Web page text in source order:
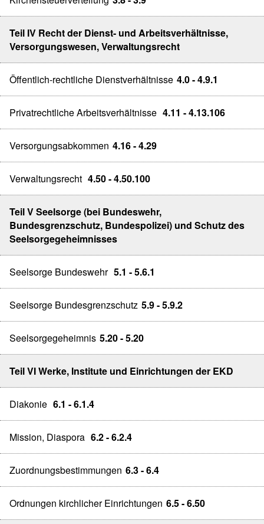
Teil IV Recht der Dienst- und Arbeitsverhältnisse,
Versorgungswesen, Verwaltungsrecht
Öffentlich-rechtliche Dienstverhältnisse 4.0 - 4.9.1
Privatrechtliche Arbeitsverhältnisse 4.11 - 4.13.106
Versorgungsabkommen 4.16 - 4.29
Verwaltungsrecht 4.50 - 4.50.100
Teil V Seelsorge (bei Bundeswehr,
Bundesgrenzschutz, Bundespolizei) und Schutz des
Seelsorgegeheimnisses
Seelsorge Bundeswehr 5.1 - 5.6.1
Seelsorge Bundesgrenzschutz 5.9 - 5.9.2
Seelsorgegeheimnis 5.20 - 5.20
Teil VI Werke, Institute und Einrichtungen der EKD
Diakonie 6.1 - 6.1.4
Mission, Diaspora 6.2 - 6.2.4
Zuordnungsbestimmungen 6.3 - 6.4
Ordnungen kirchlicher Einrichtungen 6.5 - 6.50